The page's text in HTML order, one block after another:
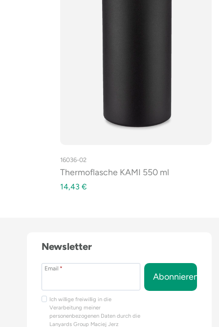
16036-02
Thermoflasche KAMI 550 ml
14,43 €
Newsletter
Email *
Ich willige freiwillig in die
Verarbeitung meiner
personenbezogenen Daten durch die
Lanyards Group Maciej Jerz
Abonnieren